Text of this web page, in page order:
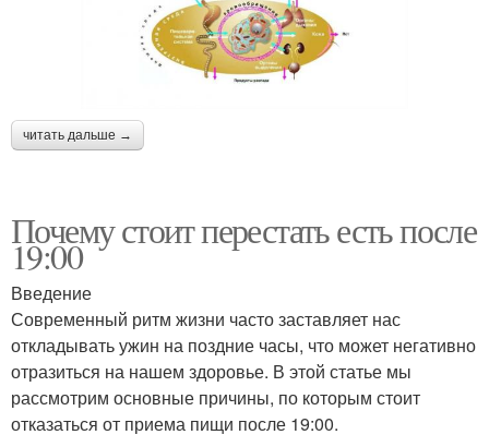
читать дальше →
Почему стоит перестать есть после
19:00
Введение
Современный ритм жизни часто заставляет нас
откладывать ужин на поздние часы, что может негативно
отразиться на нашем здоровье. В этой статье мы
рассмотрим основные причины, по которым стоит
отказаться от приема пищи после 19:00.